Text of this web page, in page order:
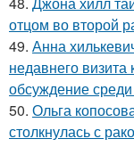
отцом во второй
49. Анна
недавнего
обсуждение
50. Ольга
столкнулась с